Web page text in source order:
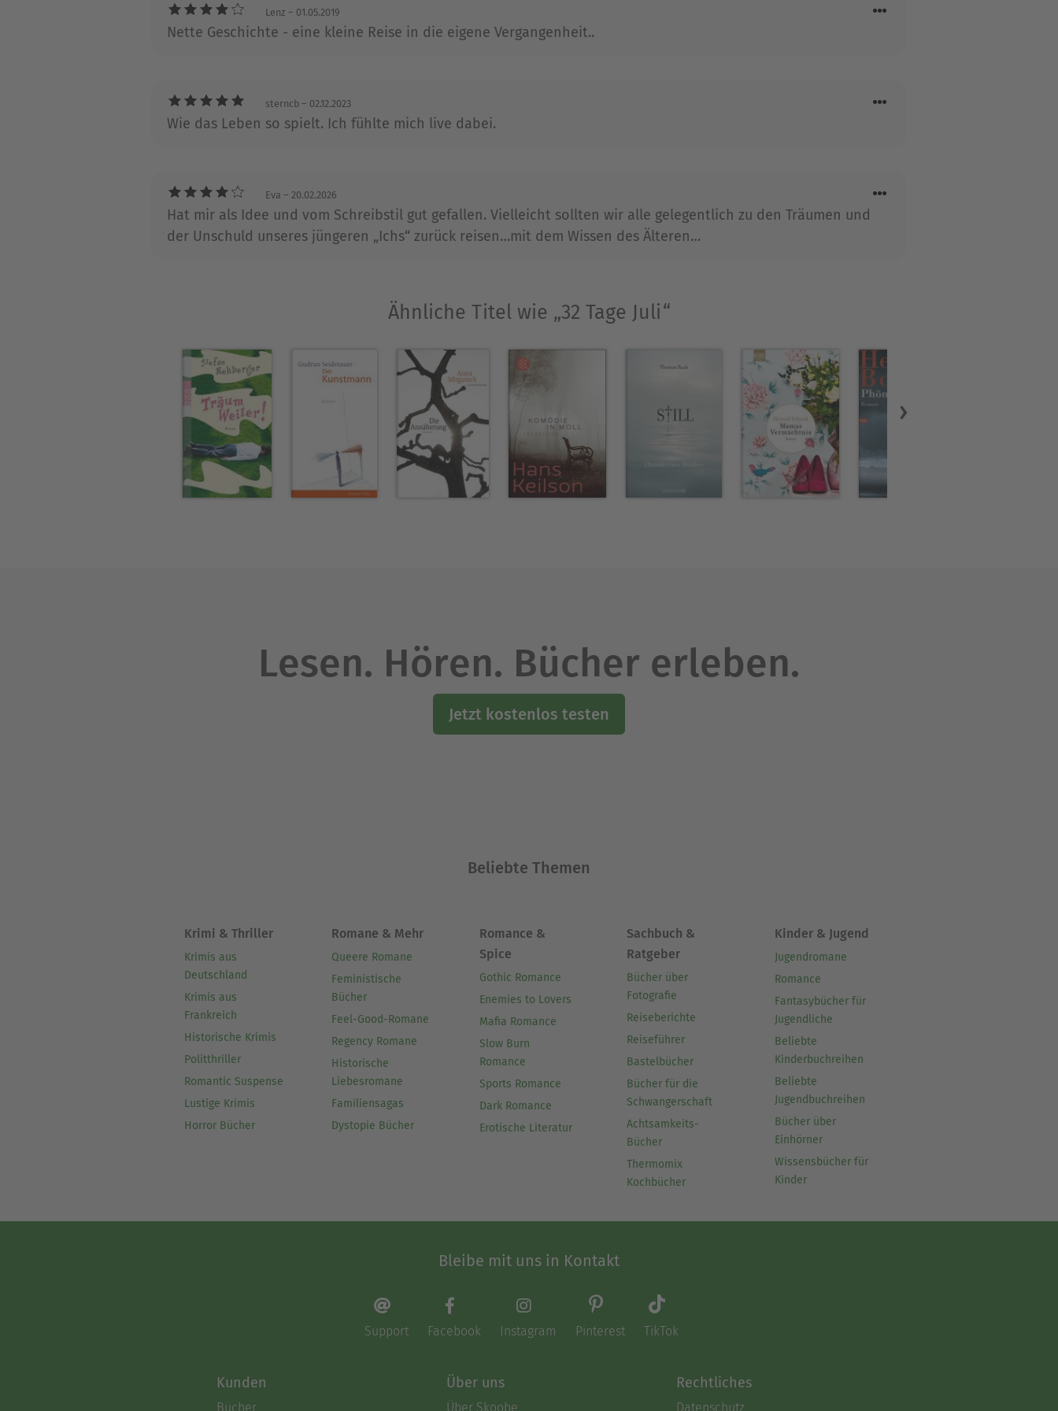
«Laureus World Sports Awards»). Er schrieb für Bill Murray, Stefan Raab, Thomas Gottschalk, Joko
Winterscheidt und berichtete von der Oscar-Verleihung in Hollywood. Schulte-Richtering lebt mit seiner
Lenz – 01.05.2019
Nette Geschichte - eine kleine Reise in die eigene Vergangenheit..
sterncb – 02.12.2023
Wie das Leben so spielt. Ich fühlte mich live dabei.
Eva – 20.02.2026
Hat mir als Idee und vom Schreibstil gut gefallen. Vielleicht sollten wir alle gelegentlich zu den Träumen und
der Unschuld unseres jüngeren „Ichs“ zurück reisen…mit dem Wissen des Älteren…
Ähnliche Titel wie „32 Tage Juli“
Lesen. Hören. Bücher erleben.
Jetzt kostenlos testen
Beliebte Themen
Krimi & Thriller
Krimis aus
Deutschland
Krimis aus
Frankreich
Historische Krimis
Politthriller
Romantic Suspense
Lustige Krimis
Horror Bücher
Romane & Mehr
Queere Romane
Feministische
Bücher
Feel-Good-Romane
Regency Romane
Historische
Liebesromane
Familiensagas
Dystopie Bücher
Romance &
Spice
Gothic Romance
Enemies to Lovers
Mafia Romance
Slow Burn
Romance
Sports Romance
Dark Romance
Erotische Literatur
Sachbuch &
Ratgeber
Bücher über
Fotografie
Reiseberichte
Reiseführer
Bastelbücher
Bücher für die
Schwangerschaft
Achtsamkeits-
Bücher
Thermomix
Kochbücher
Kinder & Jugend
Jugendromane
Romance
Fantasybücher für
Jugendliche
Beliebte
Kinderbuchreihen
Beliebte
Jugendbuchreihen
Bücher über
Einhörner
Wissensbücher für
Kinder
Bleibe mit uns in Kontakt
Support Facebook Instagram Pinterest TikTok
Kunden
Bücher
Über uns
Über Skoobe
Rechtliches
Datenschutz